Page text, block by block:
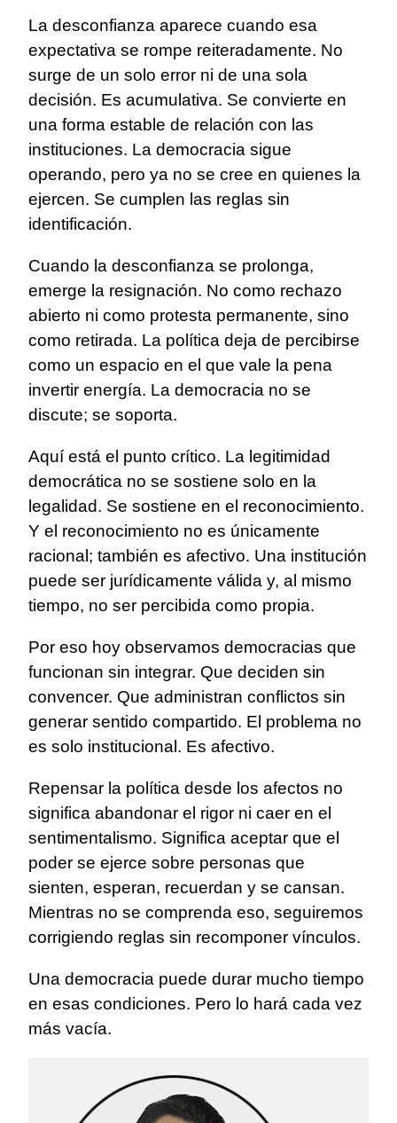
La desconfianza aparece cuando esa
expectativa se rompe reiteradamente. No
surge de un solo error ni de una sola
decisión. Es acumulativa. Se convierte en
una forma estable de relación con las
instituciones. La democracia sigue
operando, pero ya no se cree en quienes la
ejercen. Se cumplen las reglas sin
identificación.
Cuando la desconfianza se prolonga,
emerge la resignación. No como rechazo
abierto ni como protesta permanente, sino
como retirada. La política deja de percibirse
como un espacio en el que vale la pena
invertir energía. La democracia no se
discute; se soporta.
Aquí está el punto crítico. La legitimidad
democrática no se sostiene solo en la
legalidad. Se sostiene en el reconocimiento.
Y el reconocimiento no es únicamente
racional; también es afectivo. Una institución
puede ser jurídicamente válida y, al mismo
tiempo, no ser percibida como propia.
Por eso hoy observamos democracias que
funcionan sin integrar. Que deciden sin
convencer. Que administran conflictos sin
generar sentido compartido. El problema no
es solo institucional. Es afectivo.
Repensar la política desde los afectos no
significa abandonar el rigor ni caer en el
sentimentalismo. Significa aceptar que el
poder se ejerce sobre personas que
sienten, esperan, recuerdan y se cansan.
Mientras no se comprenda eso, seguiremos
corrigiendo reglas sin recomponer vínculos.
Una democracia puede durar mucho tiempo
en esas condiciones. Pero lo hará cada vez
más vacía.